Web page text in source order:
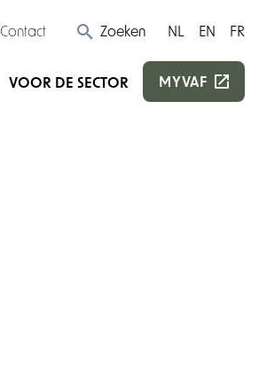
Contact Zoeken NL EN FR
VOOR DE SECTOR MYVAF